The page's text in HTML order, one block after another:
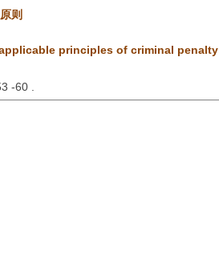
则
principles of criminal penalty
-60 .